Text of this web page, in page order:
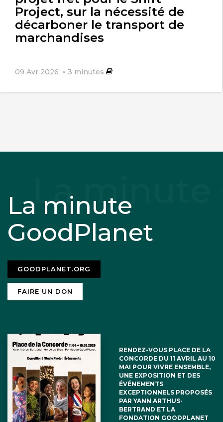
Project, sur la nécessité de
décarboner le transport de
marchandises
09 Avr 2026 3 minutes
La minute
GoodPlanet
GOODPLANET.ORG
FAIRE UN DON
RENDEZ-VOUS PLACE DE LA
CONCORDE DU 11 AVRIL AU 10
MAI POUR VIVRE ENSEMBLE,
UNE EXPOSITION ET DES
ÉVÉNEMENTS
EXCEPTIONNELS PROPOSÉS
PAR YANN ARTHUS-
BERTRAND ET LA
FONDATION GOODPLANET